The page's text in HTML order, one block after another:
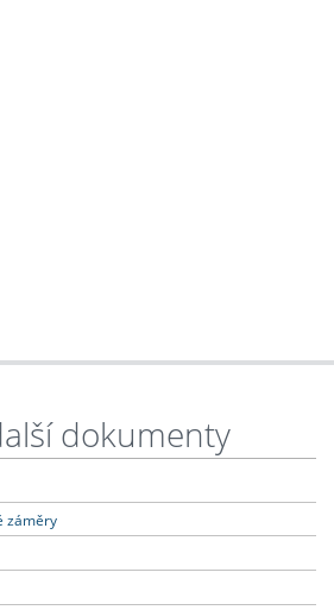
dokumenty
záměry